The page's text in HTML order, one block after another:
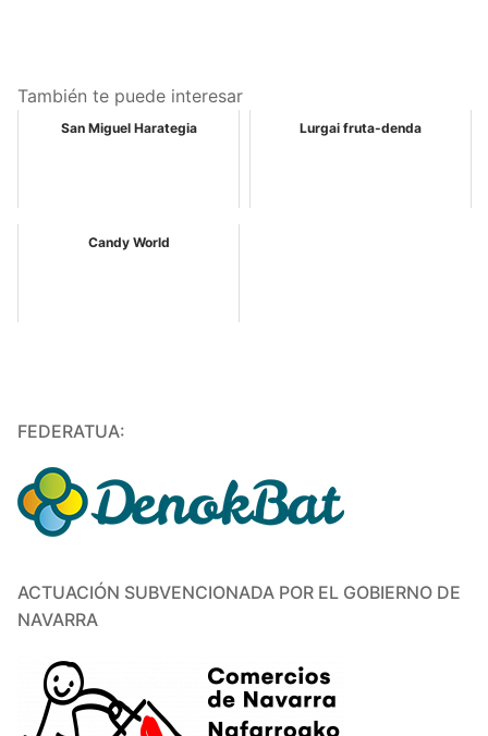
También te puede interesar
San Miguel Harategia Lurgai fruta-denda
Candy World
FEDERATUA:
ACTUACIÓN SUBVENCIONADA POR EL GOBIERNO DE
NAVARRA